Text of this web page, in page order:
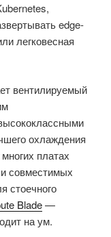
edge-
легковесная
вентилируемый
охлаждения
платах
совместимых
стоечного
Blade—
на ум.